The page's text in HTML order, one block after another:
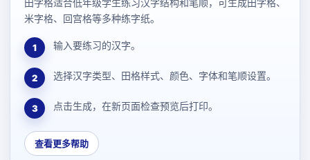
米字格、回宫格等多种练字纸。
1 输入要练习的汉字。
2 选择汉字类型、田格样式、颜色、字体和笔顺设置。
3 点击生成，在新页面检查预览后打印。
查看更多帮助